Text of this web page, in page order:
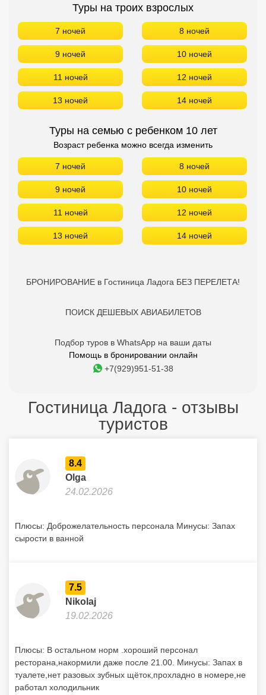
Туры на троих взрослых
7 ночей 8 ночей
9 ночей 10 ночей
11 ночей 12 ночей
13 ночей 14 ночей
Туры на семью с ребенком 10 лет
Возраст ребенка можно всегда изменить
7 ночей 8 ночей
9 ночей 10 ночей
11 ночей 12 ночей
13 ночей 14 ночей
БРОНИРОВАНИЕ в Гостиница Ладога БЕЗ ПЕРЕЛЕТА!
ПОИСК ДЕШЕВЫХ АВИАБИЛЕТОВ
Подбор туров в WhatsApp на ваши даты
Помощь в бронировании онлайн
+7(929)951-51-38
Гостиница Ладога - отзывы
туристов
8.4
Olga
24.02.2026
Плюсы: Доброжелательность персонала Минусы: Запах
сырости в ванной
7.5
Nikolaj
19.02.2026
Плюсы: В остальном норм .хороший персонал
ресторана,накормили даже после 21.00. Минусы: Запах в
туалете,нет разовых зубных щёток,прохладно в номере,не
работал холодильник